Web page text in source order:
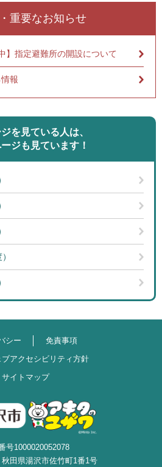
重要なお知らせ
】指定避難所の開設について
報
を見ている人は、
ジも見ています！
シー
免責事項
アクセシビリティ方針
サイトマップ
号1000020052078
田県湯沢市佐竹町1番1号